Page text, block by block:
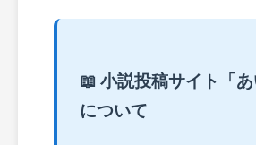
📖 小説投稿サイト「あ
について